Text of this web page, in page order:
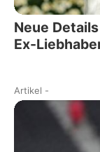
Neue
Ex-
Artikel -